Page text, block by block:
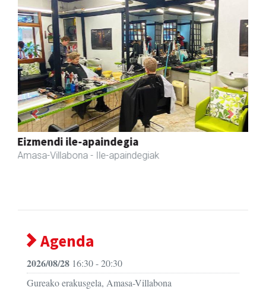
Sahatsa belar-denda eta dietetika zentrua
Amasa-Villabona - Belar-denda
Previous Next
Agenda
2026/08/28 16:30 - 20:30
Gureako erakusgela, Amasa-Villabona